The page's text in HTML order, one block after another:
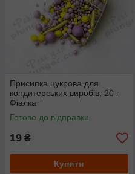
Присипка цукрова для
кондитерських виробів, 20 г
Фіалка
Готово до відправки
19 ₴
Купити